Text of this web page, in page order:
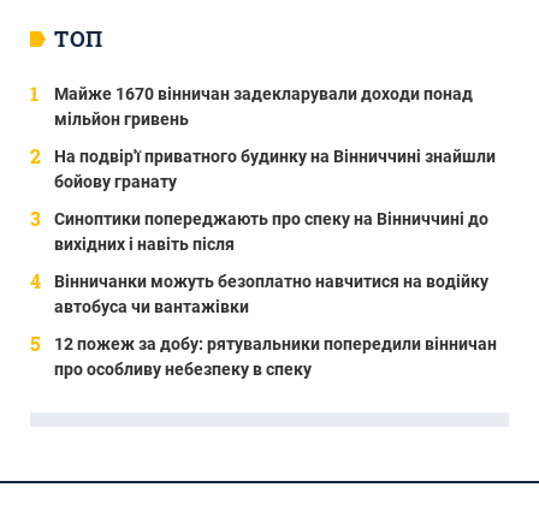
ТОП
Майже 1670 вінничан задекларували доходи понад
мільйон гривень
На подвір'ї приватного будинку на Вінниччині знайшли
бойову гранату
Синоптики попереджають про спеку на Вінниччині до
вихідних і навіть після
Вінничанки можуть безоплатно навчитися на водійку
автобуса чи вантажівки
12 пожеж за добу: рятувальники попередили вінничан
про особливу небезпеку в спеку